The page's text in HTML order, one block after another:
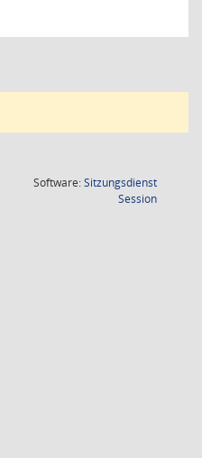
Software:Sitzungsdienst
Session(Wird in